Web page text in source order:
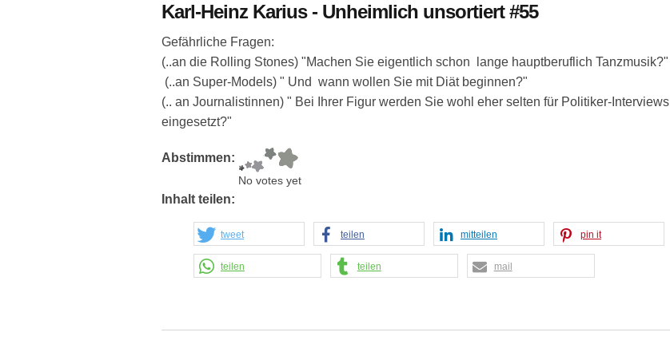
Karl-Heinz Karius - Unheimlich unsortiert #55
Gefährliche Fragen:
(..an die Rolling Stones) "Machen Sie eigentlich schon lange hauptberuflich Tanzmusik?"
(..an Super-Models) " Und wann wollen Sie mit Diät beginnen?"
(.. an Journalistinnen) " Bei Ihrer Figur werden Sie wohl eher selten für Politiker-Interviews
eingesetzt?"
Abstimmen:
No votes yet
Inhalt teilen:
tweet teilen mitteilen pin it
teilen teilen mail